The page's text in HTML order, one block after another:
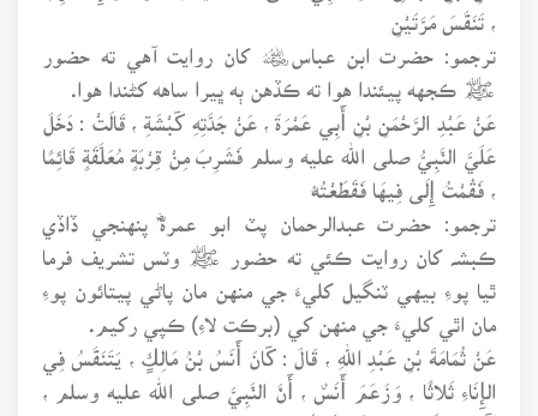
، تَنَفَّسَ مَرَّتَيْنِ
ترجمو: حضرت ابن عباس﷦ کان روايت آهي ته حضور
ﷺ ڪجهه پيئندا هوا ته ڪڏهن ٻه ڀيرا ساهه کڻندا هوا.
عَنْ عَبْدِ الرَّحْمَنِ بْنِ أَبِي عَمْرَةَ ، عَنْ جَدَّتِهِ كَبْشَةِ ، قَالَتْ : دَخَلَ
عَلَيَّ النَّبِيُّ صلى الله عليه وسلم فَشَرِبَ مِنْ قِرْبَةٍ مُعَلَّقَةٍ قَائِمًا
، فَقُمْتُ إِلَى فِيهَا فَقَطَعْتُهُ
ترجمو: حضرت عبدالرحمان پٽ ابو عمرةؓ پنهنجي ڏاڏي
ڪبشہ کان روايت ڪئي ته حضور ﷺ وٽس تشريف فرما
ٿيا پوءِ بيهي ٽنگيل کليءَ جي منهن مان پاڻي پيتائون پوءِ
مان اٿي کليءَ جي منهن کي (برڪت لاءِ) ڪپي رکيم.
عَنْ ثُمَامَةَ بْنِ عَبْدِ اللهِ ، قَالَ : كَانَ أَنَسُ بْنُ مَالِكٍ ، يَتَنَفَّسُ فِي
الإِنَاءِ ثَلاثًا ، وَزَعَمَ أَنَسٌ ، أَنَّ النَّبِيَّ صلى الله عليه وسلم ،